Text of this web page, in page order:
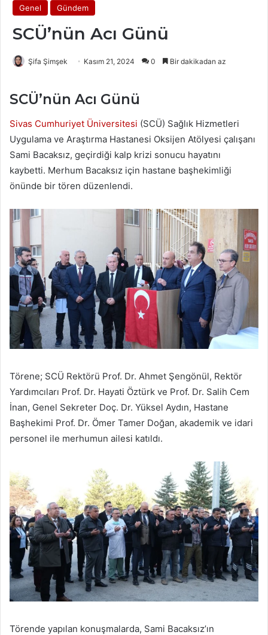
Genel Gündem
SCÜ’nün Acı Günü
Şifa Şimşek Kasım 21, 2024 0 Bir dakikadan az
SCÜ’nün Acı Günü
Sivas Cumhuriyet Üniversitesi (SCÜ) Sağlık Hizmetleri
Uygulama ve Araştırma Hastanesi Oksijen Atölyesi çalışanı
Sami Bacaksız, geçirdiği kalp krizi sonucu hayatını
kaybetti. Merhum Bacaksız için hastane başhekimliği
önünde bir tören düzenlendi.
Törene; SCÜ Rektörü Prof. Dr. Ahmet Şengönül, Rektör
Yardımcıları Prof. Dr. Hayati Öztürk ve Prof. Dr. Salih Cem
İnan, Genel Sekreter Doç. Dr. Yüksel Aydın, Hastane
Başhekimi Prof. Dr. Ömer Tamer Doğan, akademik ve idari
personel ile merhumun ailesi katıldı.
Törende yapılan konuşmalarda, Sami Bacaksız’ın